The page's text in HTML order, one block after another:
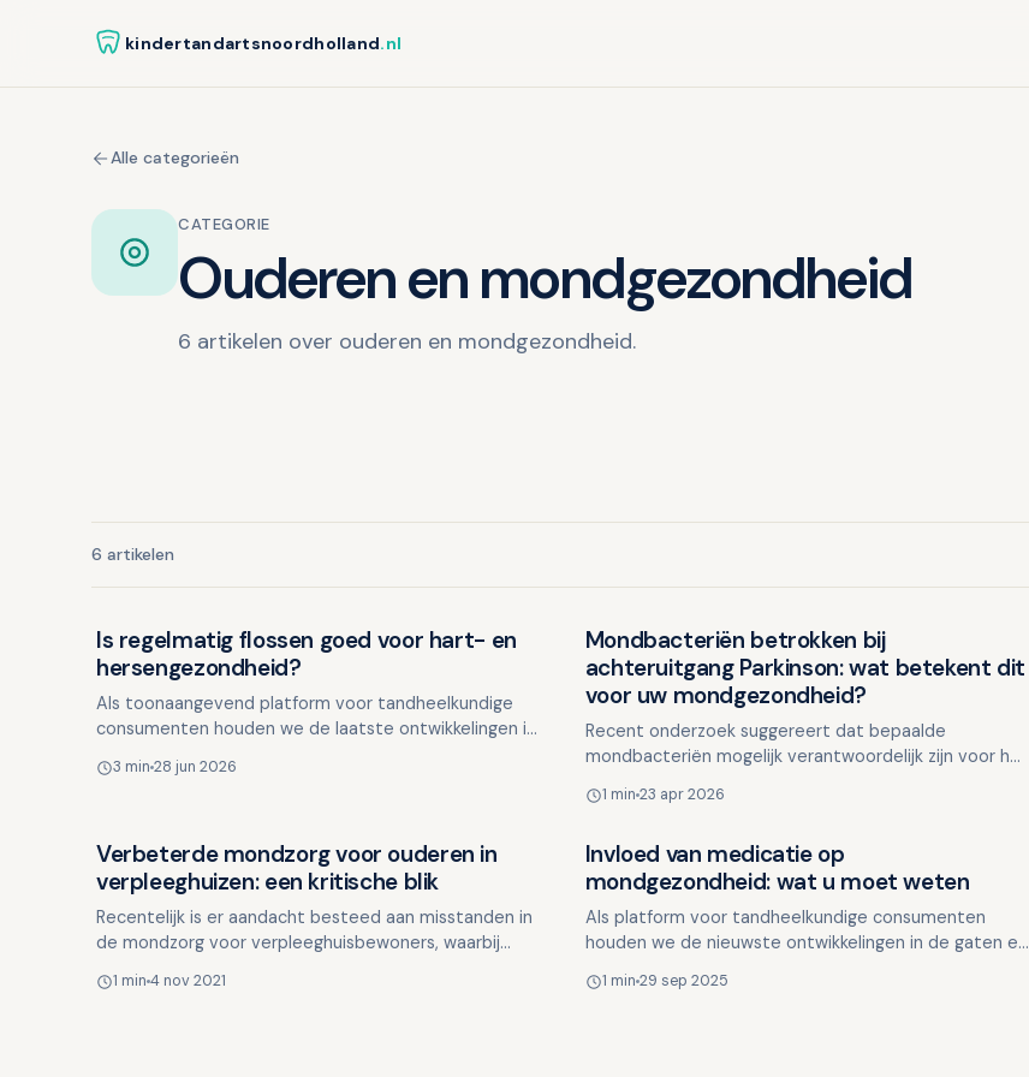
kindertandartsnoordholland.nl
Alle categorieën
CATEGORIE
Ouderen en mondgezondheid
6 artikelen over ouderen en mondgezondheid.
6 artikelen
Ouderen en mondgezondheid
Is regelmatig flossen goed voor hart- en
hersengezondheid?
Als toonaangevend platform voor tandheelkundige
consumenten houden we de laatste ontwikkelingen in
Wanneer we i…
3 min 28 jun 2026
Ouderen en mondgezondheid
Mondbacteriën betrokken bij
achteruitgang Parkinson: wat betekent dit
voor uw mondgezondheid?
Recent onderzoek suggereert dat bepaalde
mondbacteriën mogelijk verantwoordelijk zijn voor het
de ziekte van Pa…
1 min 23 apr 2026
Ouderen en mondgezondheid
Verbeterde mondzorg voor ouderen in
verpleeghuizen: een kritische blik
Recentelijk is er aandacht besteed aan misstanden in
de mondzorg voor verpleeghuisbewoners, waarbij
bedrijven…
1 min 4 nov 2021
Ouderen en mondgezondheid
Invloed van medicatie op
mondgezondheid: wat u moet weten
Als platform voor tandheelkundige consumenten
houden we de nieuwste ontwikkelingen in de gaten en
Recent ond…
1 min 29 sep 2025